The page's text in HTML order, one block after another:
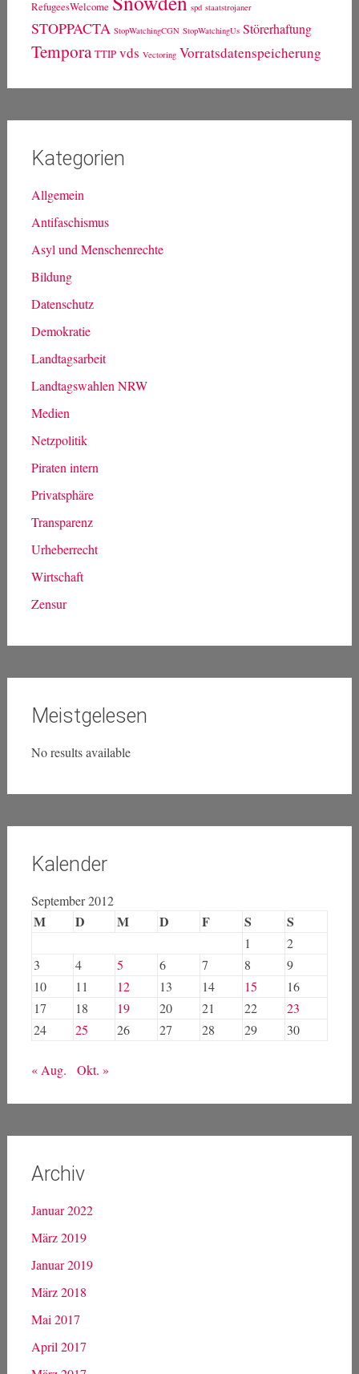
RefugeesWelcome spd staatstrojaner
STOPPACTA StopWatchingCGN StopWatchingUs Störerhaftung
Tempora TTIP vds Vectoring Vorratsdatenspeicherung
Kategorien
Allgemein
Antifaschismus
Asyl und Menschenrechte
Bildung
Datenschutz
Demokratie
Landtagsarbeit
Landtagswahlen NRW
Medien
Netzpolitik
Piraten intern
Privatsphäre
Transparenz
Urheberrecht
Wirtschaft
Zensur
Meistgelesen
No results available
Kalender
September 2012
M D M D F S S
1
2
3
4 5 6 7 8
9
10
11 12 13 14 15
16
17
18 19 20 21 22
23
24
25 26 27 28 29 30
« Aug. Okt. »
Archiv
Januar 2022
März 2019
Januar 2019
März 2018
Mai 2017
April 2017